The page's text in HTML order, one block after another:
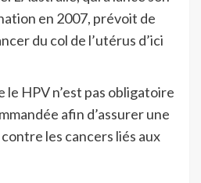
en 2007, prévoit de
du col de l’utérus d’ici
HPV n’est pas obligatoire
afin d’assurer une
les cancers liés aux